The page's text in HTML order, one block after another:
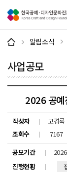
알림소식
사업공모
2026 공예
작성자
고경록
조회수
7167
공모기간
진행현황